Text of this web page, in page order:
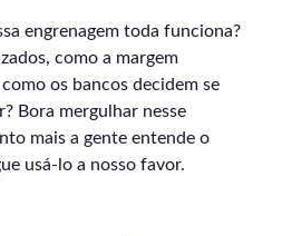
engrenagem toda funciona?
como a margem
os bancos decidem se
Bora mergulhar nesse
mais a gente entende o
usá-lo a nosso favor.